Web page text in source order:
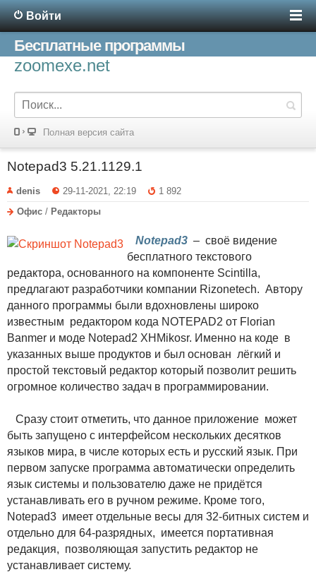
Войти
Бесплатные программы
zoomexe.net
Полная версия сайта
Notepad3 5.21.1129.1
denis 29-11-2021, 22:19
1 892
Офис / Редакторы
Notepad3 – своё видение
бесплатного текстового
редактора, основанного на компоненте Scintilla,
предлагают разработчики компании Rizonetech. Автору
данного программы были вдохновлены широко
известным редактором кода NOTEPAD2 от Florian
Banmer и моде Notepad2 XHMikosr. Именно на коде в
указанных выше продуктов и был основан лёгкий и
простой текстовый редактор который позволит решить
огромное количество задач в программировании.
Сразу стоит отметить, что данное приложение может
быть запущено с интерфейсом нескольких десятков
языков мира, в числе которых есть и русский язык. При
первом запуске программа автоматически определить
язык системы и пользователю даже не придётся
устанавливать его в ручном режиме. Кроме того,
Notepad3 имеет отдельные весы для 32-битных систем и
отдельно для 64-разрядных, имеется портативная
редакция, позволяющая запустить редактор не
устанавливает систему.